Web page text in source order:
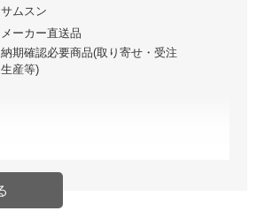
サムスン
メーカー直送品
納期確認必要商品(取り寄せ・受注
生産等)